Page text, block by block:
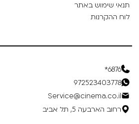
תנאי שימוש באתר
לוח ההקרנות
6876*
972523403778
Service@cinema.co.il
רחוב הארבעה 5, תל אביב